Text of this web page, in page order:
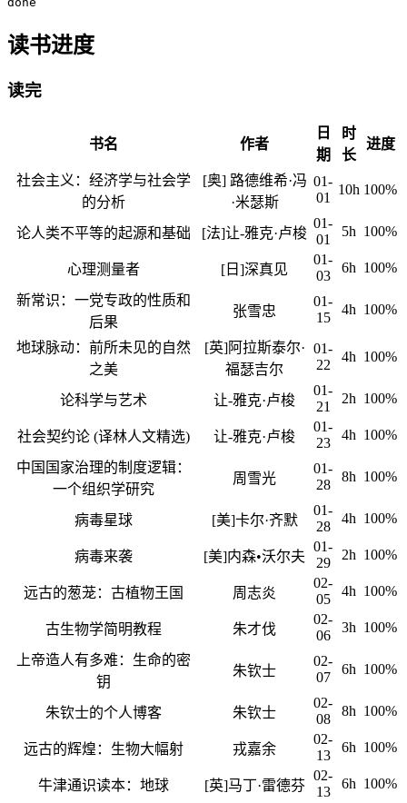
读书进度
读完
书名 作者
日
期
时
长
进度
社会主义：经济学与社会学
的分析
[奥] 路德维希·冯
·米瑟斯
01-
01
10h 100%
论人类不平等的起源和基础 [法]让-雅克·卢梭
01-
01
5h 100%
心理测量者 [日]深真见
01-
03
6h 100%
新常识：一党专政的性质和
后果
张雪忠
01-
15
4h 100%
地球脉动：前所未见的自然
之美
[英]阿拉斯泰尔·
福瑟吉尔
01-
22
4h 100%
论科学与艺术 让-雅克·卢梭
01-
21
2h 100%
社会契约论 (译林人文精选) 让-雅克·卢梭
01-
23
4h 100%
中国国家治理的制度逻辑：
一个组织学研究
周雪光
01-
28
8h 100%
病毒星球 [美]卡尔·齐默
01-
28
4h 100%
病毒来袭 [美]内森•沃尔夫
01-
29
2h 100%
远古的葱茏：古植物王国 周志炎
02-
05
4h 100%
古生物学简明教程 朱才伐
02-
06
3h 100%
上帝造人有多难：生命的密
钥
朱钦士
02-
07
6h 100%
朱钦士的个人博客 朱钦士
02-
08
8h 100%
远古的辉煌：生物大幅射 戎嘉余
02-
13
6h 100%
牛津通识读本：地球 [英]马丁·雷德芬
02-
13
6h 100%